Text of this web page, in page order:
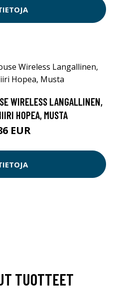
WIRELESS LANGALLINEN,
HOPEA, MUSTA
EUR
TUOTTEET